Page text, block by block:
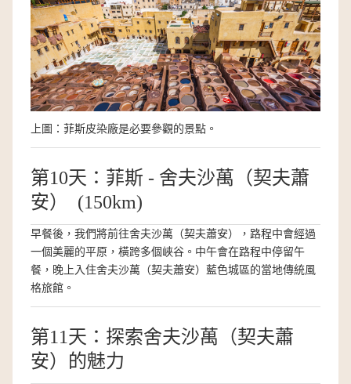
上圖：菲斯皮染廠是必要參觀的景點。
第10天：菲斯 - 舍夫沙萬（契夫蕭
安） (150km)
早餐後，我們將前往舍夫沙萬（契夫蕭安），路程中會經過
一個美麗的平原，橫跨多個峽谷。中午會在路程中停留午
餐，晚上入住舍夫沙萬（契夫蕭安）藍色城區的當地傳統風
格旅館。
第11天：探索舍夫沙萬（契夫蕭
安）的魅力